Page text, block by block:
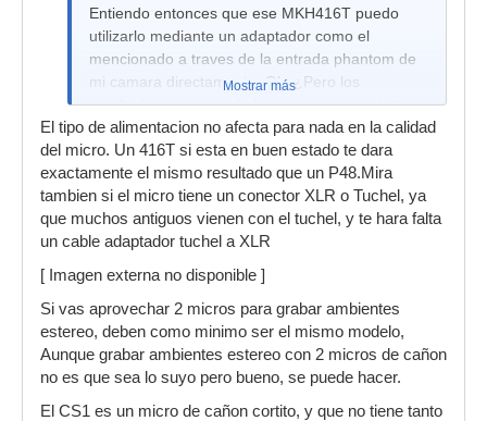
Entiendo entonces que ese MKH416T puedo
utilizarlo mediante un adaptador como el
mencionado a traves de la entrada phantom de
mi camara directamente. Ok, ¿Pero los
resultados son igual de buenos que con el otro
MKH416 (el phantom,no el T)? Lo digo porque el
MKH416T lo puedo encontrar muchisimo mas
barato que el otro y si los reusltados van a ser
los mismos, aunque tenga que adquirir un
adaptador, me mereceria la pena supongo. Pero
si la calidad final se resiente entre un modelo y
es fundamentalmente para grabar cine (dialogos
en exteriores e interiores)
Mostrar más
El tipo de alimentacion no afecta para nada en la calidad
del micro. Un 416T si esta en buen estado te dara
exactamente el mismo resultado que un P48.Mira
tambien si el micro tiene un conector XLR o Tuchel, ya
que muchos antiguos vienen con el tuchel, y te hara falta
un cable adaptador tuchel a XLR
[ Imagen externa no disponible ]
Si vas aprovechar 2 micros para grabar ambientes
estereo, deben como minimo ser el mismo modelo,
Aunque grabar ambientes estereo con 2 micros de cañon
no es que sea lo suyo pero bueno, se puede hacer.
El CS1 es un micro de cañon cortito, y que no tiene tanto